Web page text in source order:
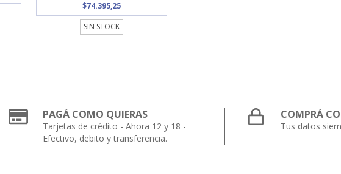
$74.395,25
SIN STOCK
PAGÁ COMO QUIERAS
Tarjetas de crédito - Ahora 12 y 18 -
Efectivo, debito y transferencia.
COMPRÁ
Tus datos